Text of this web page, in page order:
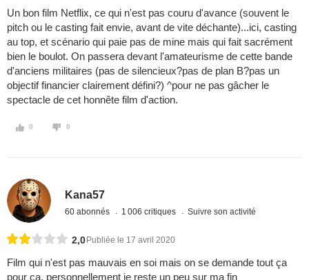
Un bon film Netflix, ce qui n'est pas couru d'avance (souvent le
pitch ou le casting fait envie, avant de vite déchante)...ici, casting
au top, et scénario qui paie pas de mine mais qui fait sacrément
bien le boulot. On passera devant l'amateurisme de cette bande
d'anciens militaires (pas de silencieux?pas de plan B?pas un
objectif financier clairement défini?) ^pour ne pas gâcher le
spectacle de cet honnête film d'action.
0 0
Kana57
60 abonnés 1 006 critiques Suivre son activité
2,0 Publiée le 17 avril 2020
Film qui n'est pas mauvais en soi mais on se demande tout ça
pour ça, personnellement je reste un peu sur ma fin